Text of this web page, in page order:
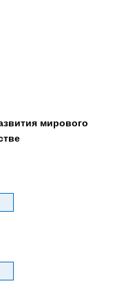
мирового